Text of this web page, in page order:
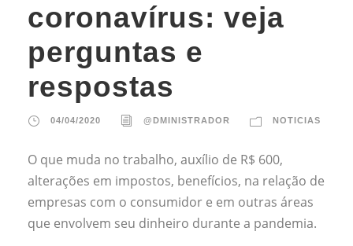
coronavírus: veja
perguntas e
respostas
04/04/2020 @DMINISTRADOR NOTICIAS
O que muda no trabalho, auxílio de R$ 600,
alterações em impostos, benefícios, na relação de
empresas com o consumidor e em outras áreas
que envolvem seu dinheiro durante a pandemia.